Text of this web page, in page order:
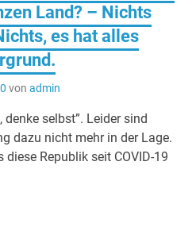
Land? – Nichts
es hat alles
von admin
selbst”. Leider sind
dazu nicht mehr in der Lage.
Republik seit COVID-19